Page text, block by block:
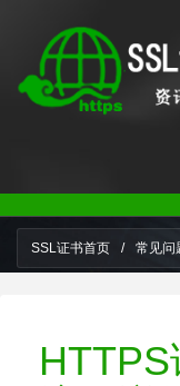
SSL证书首页 / 常见问